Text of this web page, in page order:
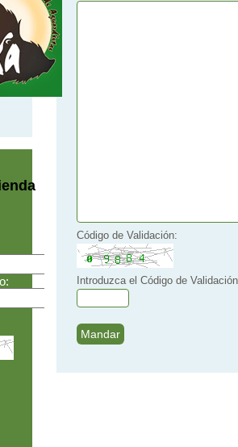
Código de Validación:
Introduzca el Código de